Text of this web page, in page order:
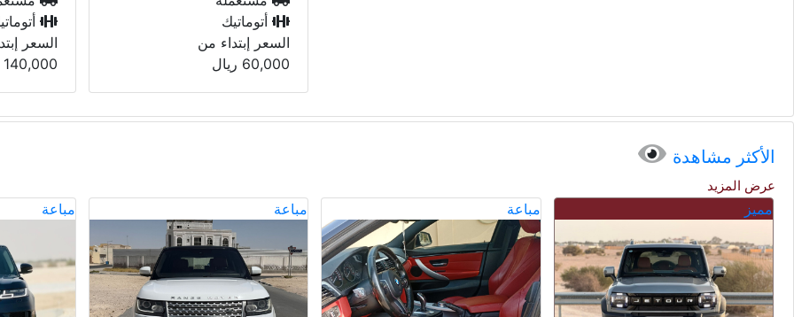
أتوماتيك
السعر إبتداء من
140,000 ريال
السعر
الأكثر مشاهدة
عرض المزيد
مباعة مباعة مباعة مباعة